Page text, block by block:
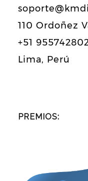
110 Ordoñez
+51
Lima, Perú
PREMIOS: